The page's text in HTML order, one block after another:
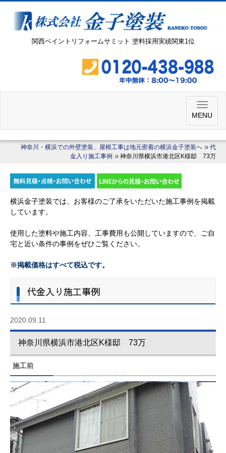
関西ペイントリフォームサミット 塗料採用実績関東1位
MENU
神奈川・横浜での外壁塗装、屋根工事は地元密着の横浜金子塗装へ
代
金入り施工事例
神奈川県横浜市港北区K様邸 73万
横浜金子塗装では、お客様のご了承をいただいた施工事例を掲載
しています。
使用した塗料や施工内容、工事費用も公開していますので、ご自
宅と近い条件の事例をぜひご覧ください。
※掲載価格はすべて税込です。
代金入り施工事例
2020.09.11
神奈川県横浜市港北区K様邸 73万
施工前